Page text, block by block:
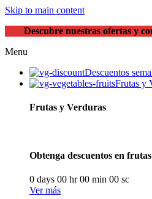
Skip to main content
Descubre nuestras ofertas y
Menu
Descuentos
Frutas y
Frutas y Verduras
Obtenga descuentos en
0 days 00 hr00 min 00 sc
Ver más